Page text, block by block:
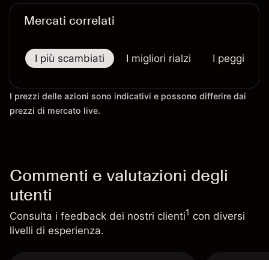
Mercati correlati
I più scambiati I migliori rialzi I peggiori
I prezzi delle azioni sono indicativi e possono differire dai
prezzi di mercato live.
Commenti e valutazioni degli
utenti
Consulta i feedback dei nostri clienti1 con diversi
livelli di esperienza.